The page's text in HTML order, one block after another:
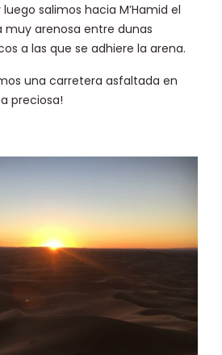
salimos hacia M’Hamid el
muy arenosa entre dunas
a las que se adhiere la arena.
una carretera asfaltada en
preciosa!